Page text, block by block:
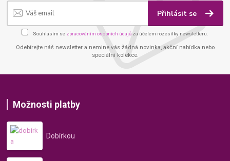
Přihlásit se
Souhlasím se zpracováním osobních údajů za účelem rozesílky newsletteru.
Odebírejte náš newsletter a nemine vás žádná novinka, akční nabídka nebo
speciální kolekce.
Možnosti platby
Dobírkou